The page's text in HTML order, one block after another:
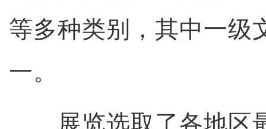
等多种类别，其中一级
一。
展览选取了各地区